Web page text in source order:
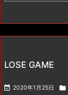
LOSE GAME
 2020年1月25日 